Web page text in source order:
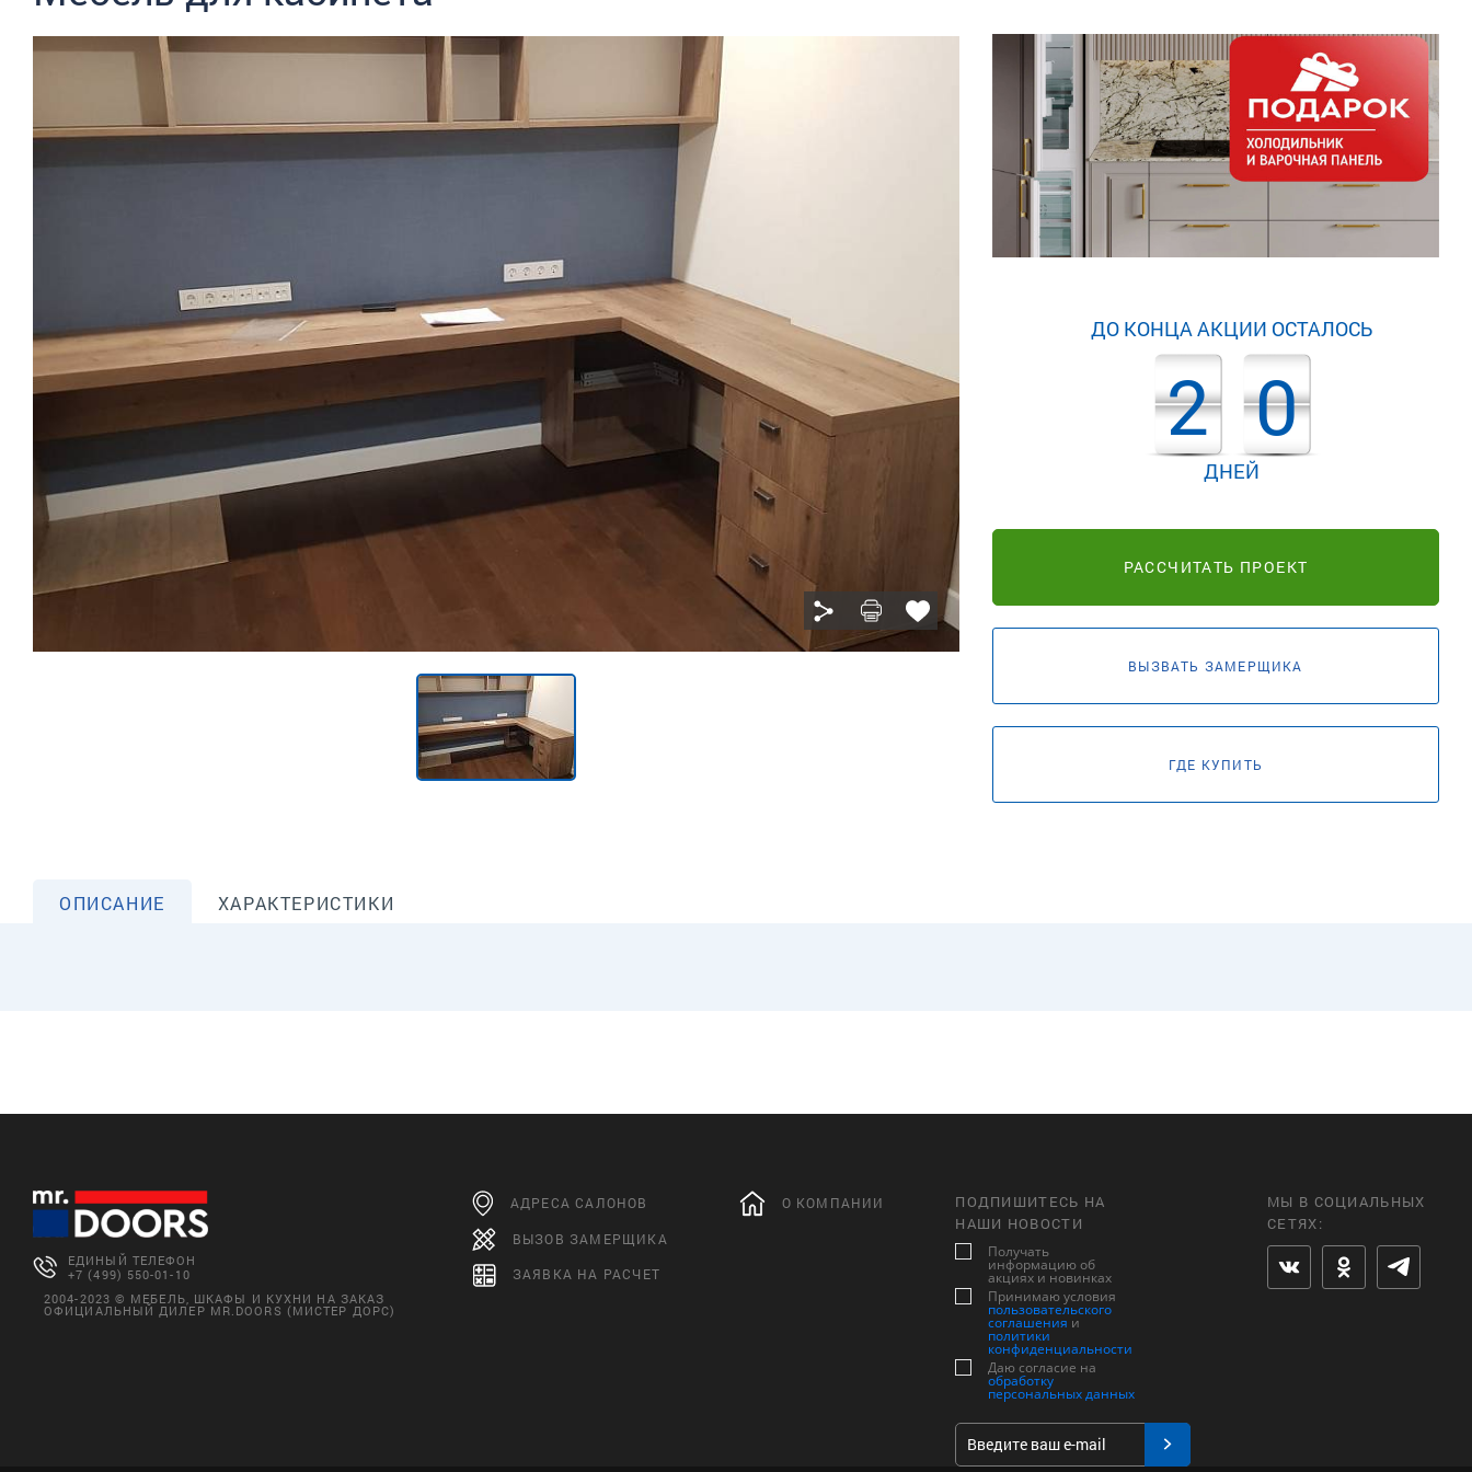
ДО КОНЦА АКЦИИ ОСТАЛОСЬ
2 0
ДНЕЙ
РАССЧИТАТЬ ПРОЕКТ
ВЫЗВАТЬ ЗАМЕРЩИКА
ГДЕ КУПИТЬ
ОПИСАНИЕ ХАРАКТЕРИСТИКИ
ЕДИНЫЙ ТЕЛЕФОН
+7 (499) 550-01-10
2004-2023 © МЕБЕЛЬ, ШКАФЫ И КУХНИ НА ЗАКАЗ
ОФИЦИАЛЬНЫЙ ДИЛЕР MR.DOORS (МИСТЕР ДОРС)
АДРЕСА САЛОНОВ
ВЫЗОВ ЗАМЕРЩИКА
ЗАЯВКА НА РАСЧЕТ
О КОМПАНИИ
ПОДПИШИТЕСЬ НА
НАШИ НОВОСТИ
Получать
информацию об
акциях и новинках
Принимаю условия
пользовательского
соглашения и
политики
конфиденциальности
Даю согласие на
обработку
персональных данных
МЫ В СОЦИАЛЬНЫХ
СЕТЯХ: